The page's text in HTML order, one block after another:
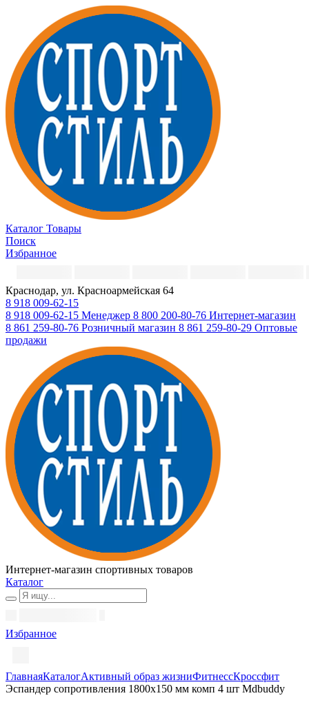
Каталог Товары
Поиск
Избранное
Краснодар, ул. Красноармейская 64
8 918 009-62-15
8 918 009-62-15 Менеджер 8 800 200-80-76 Интернет-магазин
8 861 259-80-76 Розничный магазин 8 861 259-80-29 Оптовые
продажи
Интернет-магазин спортивных товаров
Каталог
Избранное
ГлавнаяКаталогАктивный образ жизниФитнессКроссфит
Эспандер сопротивления 1800х150 мм комп 4 шт Mdbuddy